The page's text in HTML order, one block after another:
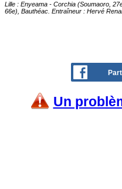
Lille : Enyeama - Corchia (Soumaoro,
66e), Bauthéac. Entraîneur : Hervé
Un